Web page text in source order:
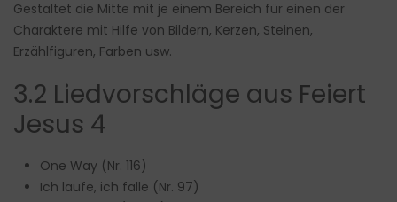
Gestaltet die Mitte mit je einem Bereich für einen der
Charaktere mit Hilfe von Bildern, Kerzen, Steinen,
Erzählfiguren, Farben usw.
3.2 Liedvorschläge aus Feiert
Jesus 4
One Way (Nr. 116)
Ich laufe, ich falle (Nr. 97)